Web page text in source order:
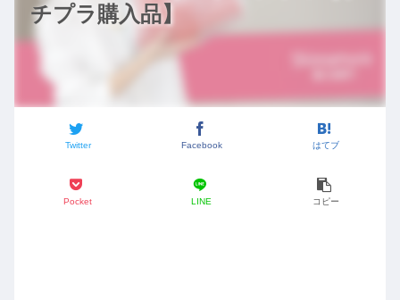
チプラ購入品】
Twitter Facebook はてブ
Pocket LINE コピー